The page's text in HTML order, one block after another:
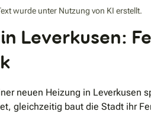
wurde unter Nutzung von KI erstellt.
Leverkusen:
neuen Heizung in Leverkusen
gleichzeitig baut die Stadt ihr